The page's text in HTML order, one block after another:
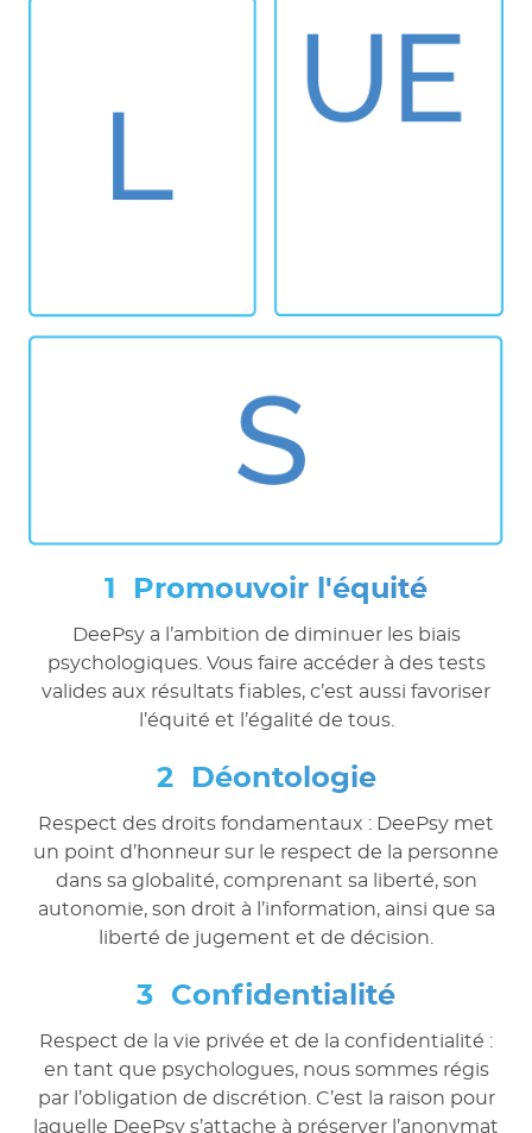
Promouvoir l'équité
DeePsy a l’ambition de diminuer les biais
psychologiques. Vous faire accéder à des tests
valides aux résultats fiables, c’est aussi favoriser
l’équité et l’égalité de tous.
Déontologie
Respect des droits fondamentaux : DeePsy met
un point d’honneur sur le respect de la personne
dans sa globalité, comprenant sa liberté, son
autonomie, son droit à l’information, ainsi que sa
liberté de jugement et de décision.
Confidentialité
Respect de la vie privée et de la confidentialité :
en tant que psychologues, nous sommes régis
par l’obligation de discrétion. C’est la raison pour
laquelle DeePsy s’attache à préserver l’anonymat